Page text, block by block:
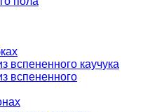
вспененного каучука
вспененного